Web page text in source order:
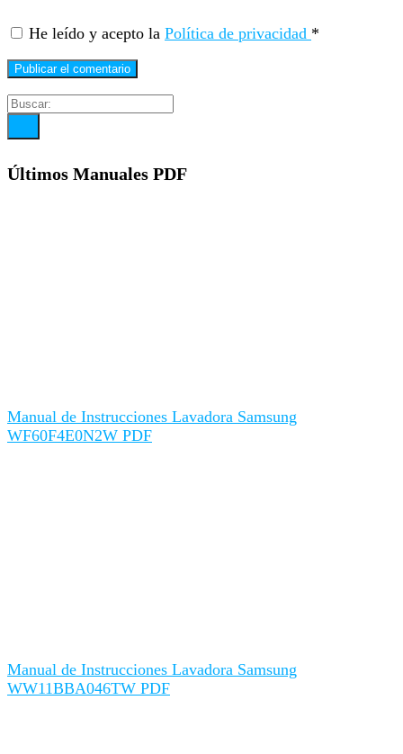
He leído y acepto la Política de privacidad *
Últimos Manuales PDF
Manual de Instrucciones Lavadora Samsung
WF60F4E0N2W PDF
Manual de Instrucciones Lavadora Samsung
WW11BBA046TW PDF